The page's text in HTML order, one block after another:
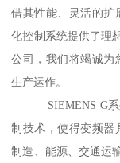
借其性能、灵活的扩
化控制系统提供了理
公司，我们将竭诚为
生产运作。
SIEMENS G系列
制技术，使得变频器
制造、能源、交通运